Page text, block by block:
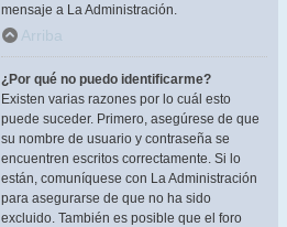
mensaje a La Administración.
Arriba
¿Por qué no puedo identificarme?
Existen varias razones por lo cuál esto
puede suceder. Primero, asegúrese de que
su nombre de usuario y contraseña se
encuentren escritos correctamente. Si lo
están, comuníquese con La Administración
para asegurarse de que no ha sido
excluido. También es posible que el foro